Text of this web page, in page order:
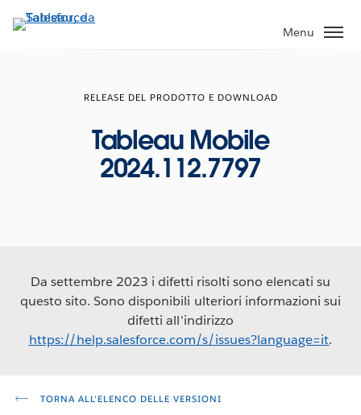
Passa
Menu
RELEASE DEL PRODOTTO E DOWNLOAD
Tableau Mobile
2024.112.7797
Da settembre 2023 i difetti risolti sono elencati su
questo sito. Sono disponibili ulteriori informazioni sui
difetti all'indirizzo
https://help.salesforce.com/s/issues?language=it.
TORNA ALL'ELENCO DELLE VERSIONI